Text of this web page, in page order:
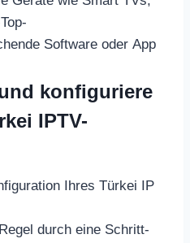
Software oder App
konfiguriere
IPTV-
Ihres Türkei IP
durch eine Schritt-